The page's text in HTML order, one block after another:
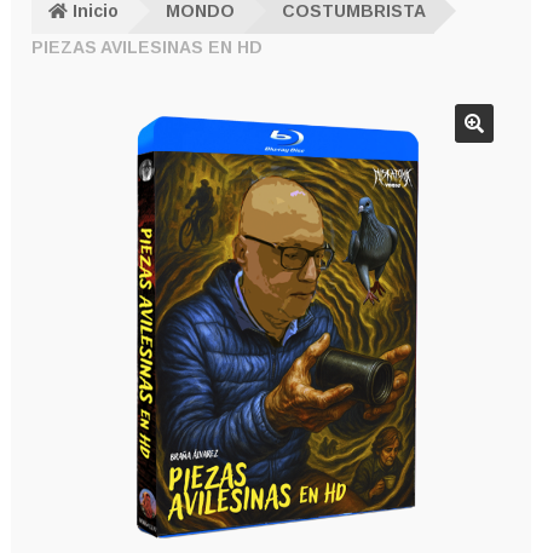
Inicio MONDO
COSTUMBRISTA
PIEZAS AVILESINAS EN HD